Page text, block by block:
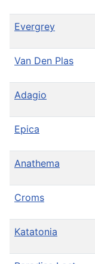
Evergrey
Van Den Plas
Adagio
Epica
Anathema
Croms
Katatonia